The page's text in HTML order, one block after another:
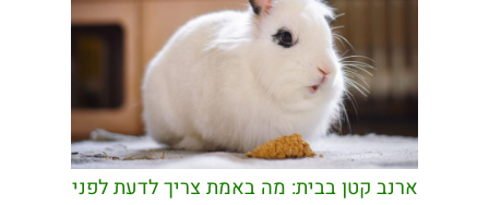
ארנב קטן בבית: מה באמת צריך לדעת לפני